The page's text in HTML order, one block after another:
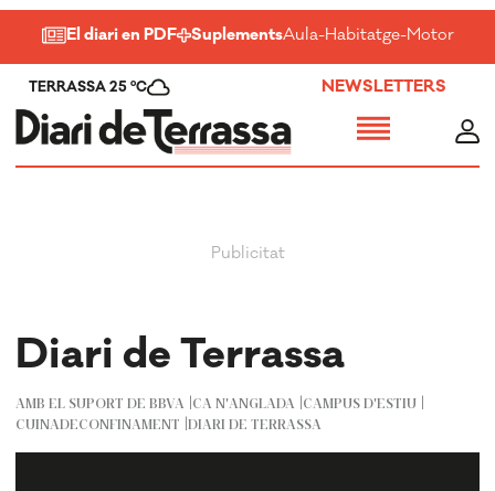
El diari en PDF SuplementsAula-Habitatge-Motor-
TERRASSA 25 ºC NEWSLETTERS
Diari de Terrassa
AMB EL SUPORT DE BBVA CA N'ANGLADA CAMPUS D'ESTIU
CUINADECONFINAMENT DIARI DE TERRASSA